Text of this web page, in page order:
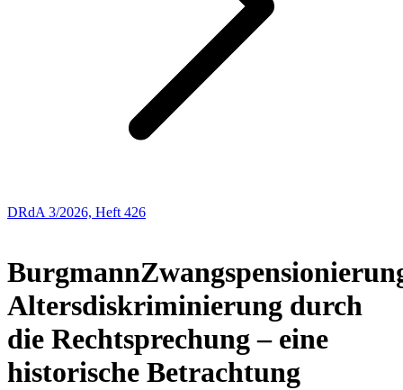
DRdA 3/2026, Heft 426
Burgmann
Altersdiskriminierung durch
die Rechtsprechung – eine
historische Betrachtung